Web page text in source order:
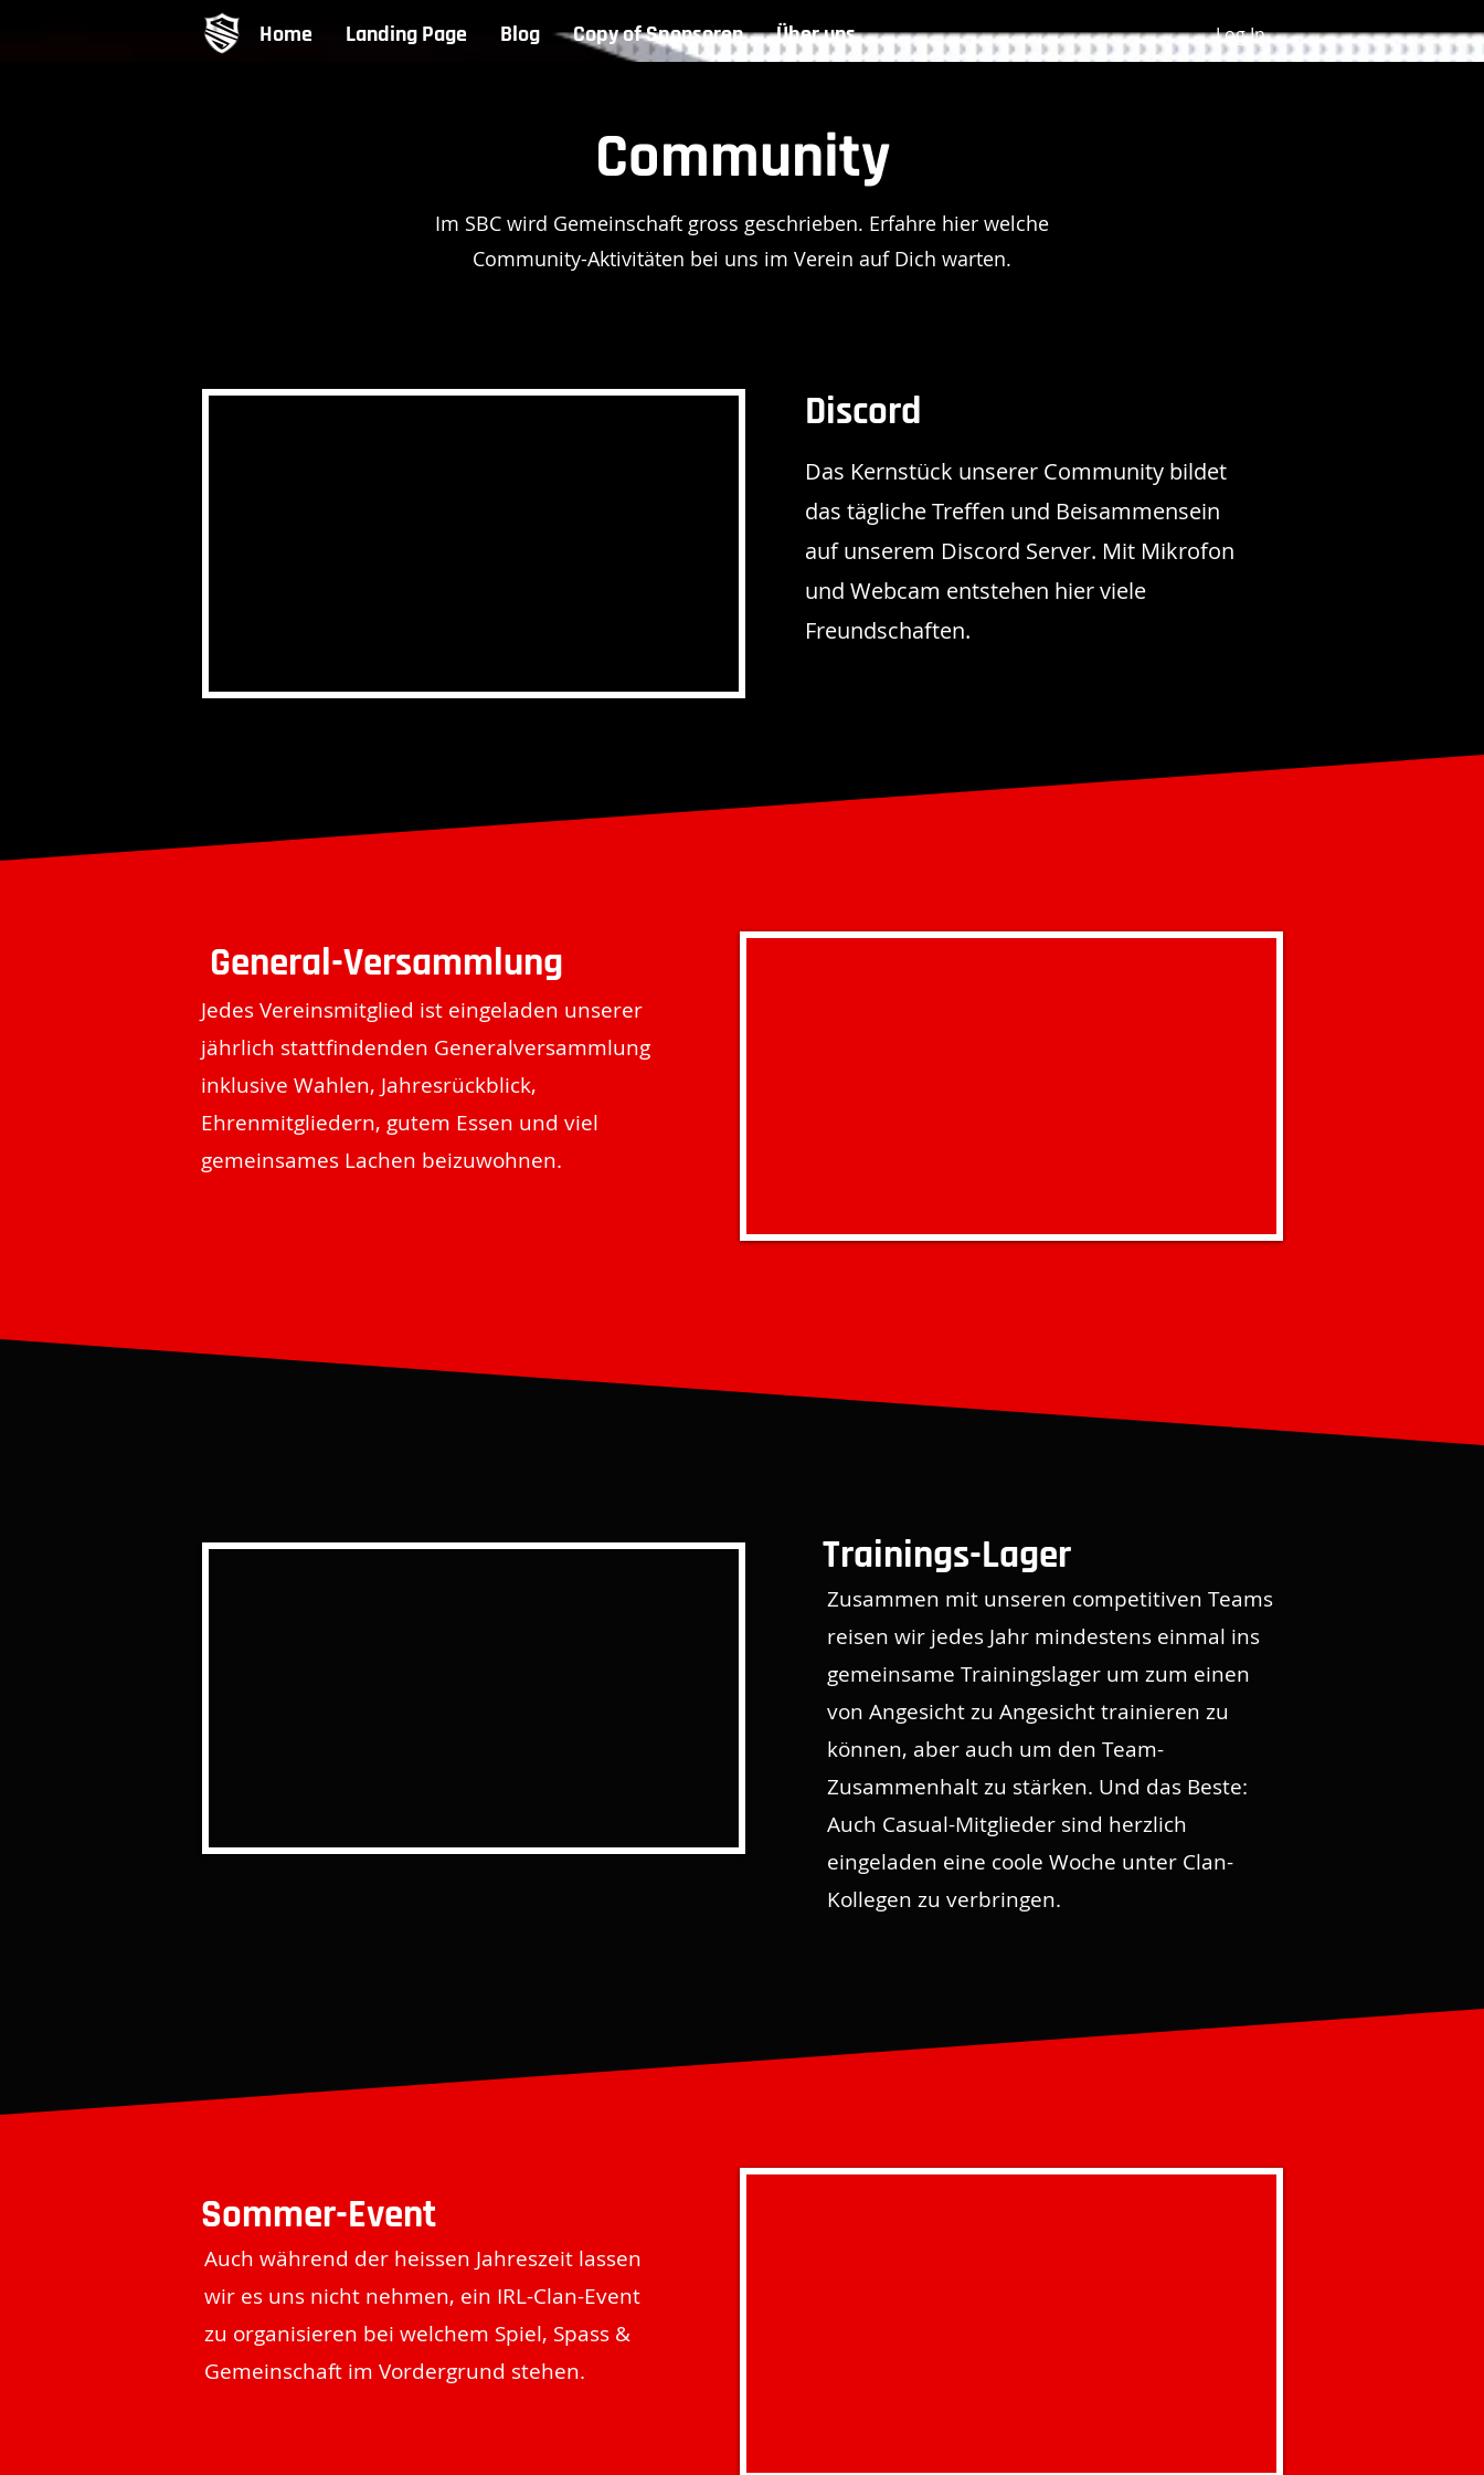
Home Landing Page Blog Copy of Sponsoren Über uns Log In
Community
Im SBC wird Gemeinschaft gross geschrieben. Erfahre hier welche
Community-Aktivitäten bei uns im Verein auf Dich warten.
Discord
Das Kernstück unserer Community bildet
das tägliche Treffen und Beisammensein
auf unserem Discord Server. Mit Mikrofon
und Webcam entstehen hier viele
Freundschaften.
General-Versammlung
Jedes Vereinsmitglied ist eingeladen unserer
jährlich stattfindenden Generalversammlung
inklusive Wahlen, Jahresrückblick,
Ehrenmitgliedern, gutem Essen und viel
gemeinsames Lachen beizuwohnen.
Trainings-Lager
Zusammen mit unseren competitiven Teams
reisen wir jedes Jahr mindestens einmal ins
gemeinsame Trainingslager um zum einen
von Angesicht zu Angesicht trainieren zu
können, aber auch um den Team-
Zusammenhalt zu stärken. Und das Beste:
Auch Casual-Mitglieder sind herzlich
eingeladen eine coole Woche unter Clan-
Kollegen zu verbringen.
Sommer-Event
Auch während der heissen Jahreszeit lassen
wir es uns nicht nehmen, ein IRL-Clan-Event
zu organisieren bei welchem Spiel, Spass &
Gemeinschaft im Vordergrund stehen.